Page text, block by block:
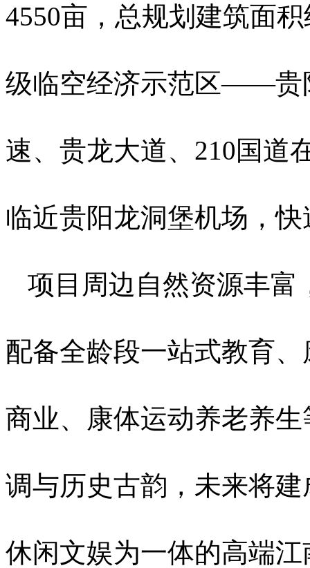
4550亩，总规划建筑面
级临空经济示范区——贵
速、贵龙大道、210国道
临近贵阳龙洞堡机场，
项目周边自然资源丰富
配备全龄段一站式教育
商业、康体运动养老养
调与历史古韵，未来将
休闲文娱为一体的高端